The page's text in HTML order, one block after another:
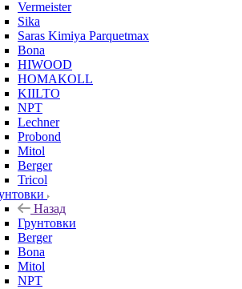
Vermeister
Sika
Saras Kimiya Parquetmax
Bona
HIWOOD
HOMAKOLL
KIILTO
NPT
Lechner
Probond
Mitol
Berger
Tricol
Назад
Грунтовки
Berger
Bona
Mitol
NPT